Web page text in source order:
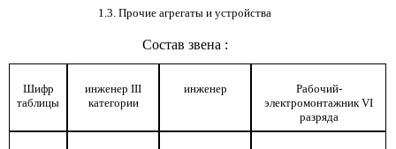
1.3. Прочие агрегаты и устройства
Состав звена :
Шифр
таблицы
инженер III
категории
инженер
Рабочий-
электромонтажникVI
разряда